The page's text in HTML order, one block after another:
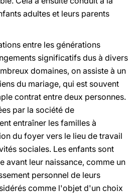
adultes et leurs parents
entre les générations
significatifs dus à divers
domaines, on assiste à un
du mariage, qui est souvent
contrat entre deux personnes.
par la société de
entraîner les familles à
du foyer vers le lieu de travail
sociales. Les enfants sont
avant leur naissance, comme un
personnel de leurs
comme l'objet d'un choix